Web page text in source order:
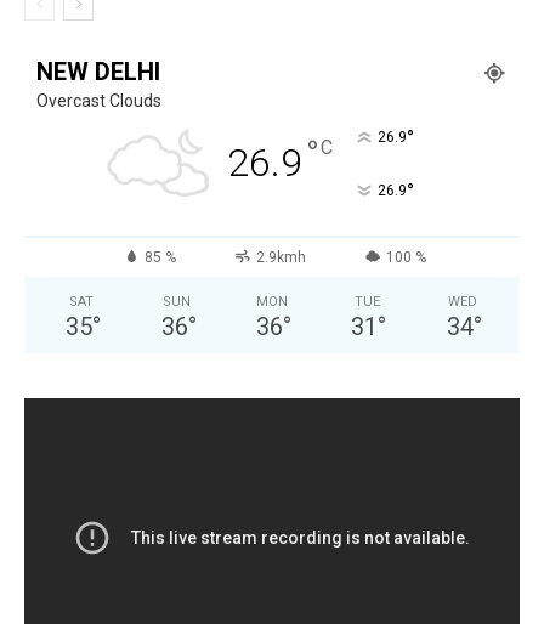
NEW DELHI
Overcast Clouds
26.9 °C 26.9°
26.9°
85 % 2.9kmh 100 %
SAT
35°
SUN
36°
MON
36°
TUE
31 °
WED
34°